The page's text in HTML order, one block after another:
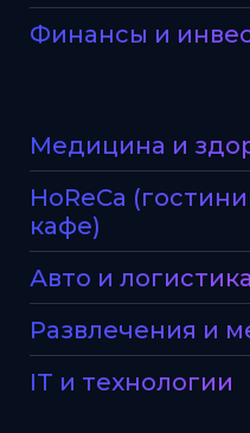
Финансы и
Медицина и
HoReCa
кафе)
Авто и логистика
Развлечения и
IT и технологии